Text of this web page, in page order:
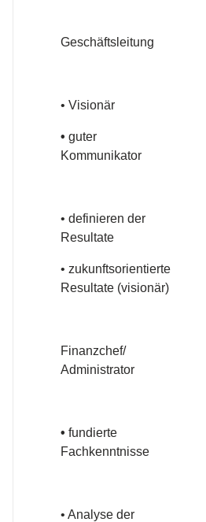
Geschäftsleitung
• Visionär
• guter
Kommunikator
• definieren der
Resultate
• zukunftsorientierte
Resultate (visionär)
Finanzchef/
Administrator
• fundierte
Fachkenntnisse
• Analyse der